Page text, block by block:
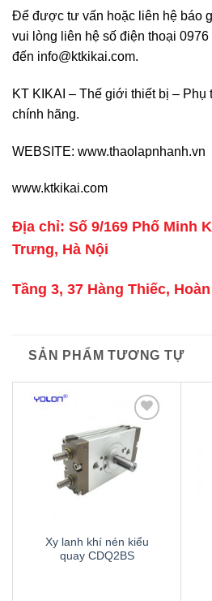
Để được tư vấn hoặc liên hệ báo
vui lòng liên hệ số điện thoại
đến info@ktkikai.com.
KT KIKAI – Thế giới thiết bị – Phụ
chính hãng.
WEBSITE: www.thaolapnhanh.vn
www.ktkikai.com
Địa chỉ: Số 9/169 Phố Minh
Trưng, Hà Nội
Tầng 3, 37 Hàng Thiếc,
SẢN PHẨM TƯƠNG TỰ
Thêm
to
wishlist
Xy lanh khí nén kiểu
quay CDQ2BS